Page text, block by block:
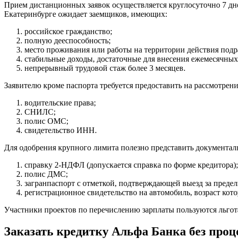
Прием дистанционных заявок осуществляется круглосуточно 7
Екатеринбурге ожидает заемщиков, имеющих:
российское гражданство;
полную дееспособность;
место проживания или работы на территории действия
стабильные доходы, достаточные для внесения
непрерывный трудовой стаж более 3 месяцев.
Заявителю кроме паспорта требуется предоставить на
водительские права;
СНИЛС;
полис ОМС;
свидетельство ИНН.
Для одобрения крупного лимита полезно представить
справку 2-НДФЛ (допускается справка по форме кредитора);
полис ДМС;
загранпаспорт с отметкой, подтверждающей выезд за
регистрационное свидетельство на автомобиль, возраст
Участники проектов по перечислению зарплаты пользуются
Заказать кредитку Альфа Банка без